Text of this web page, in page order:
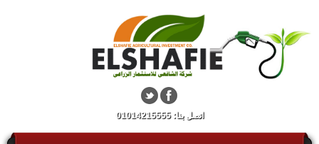
اتصل بنا: 01014215555